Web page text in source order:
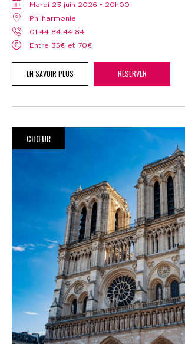
mardi 23 juin 2026 • 20h00
Philharmonie
01 44 84 44 84
Entre 35€ et 70€
EN SAVOIR PLUS RÉSERVER
CHŒUR